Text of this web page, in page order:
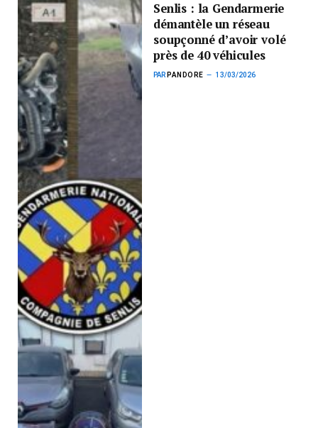
Senlis : la Gendarmerie
démantèle un réseau
soupçonné d’avoir volé
près de 40 véhicules
PAR PANDORE 13/03/2026